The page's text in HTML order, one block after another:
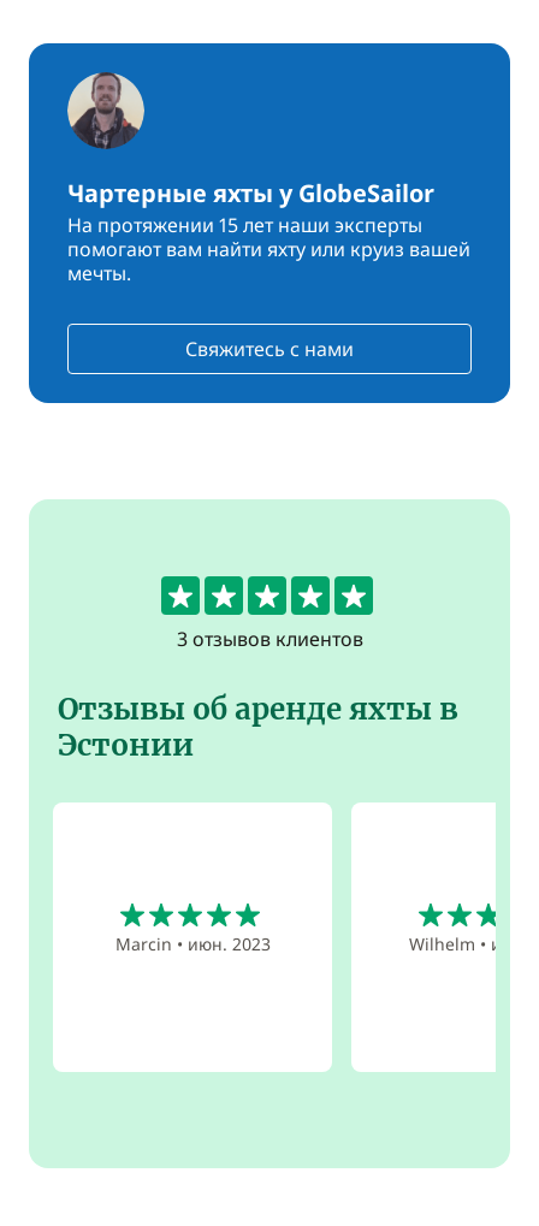
Чартерные яхты у GlobeSailor
На протяжении 15 лет наши эксперты
помогают вам найти яхту или круиз вашей
мечты.
Свяжитесь с нами
5
3 отзывов клиентов
Отзывы об аренде яхты в
Эстонии
Marcin • июн. 2023 Wilhelm • июн.